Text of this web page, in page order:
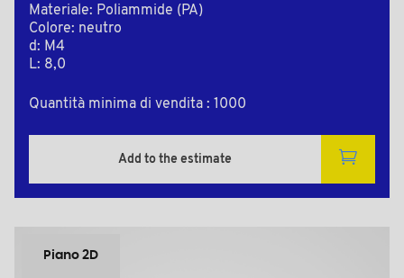
Materiale: Poliammide (PA)
Colore: neutro
d: M4
L: 8,0
Quantità minima di vendita : 1000
Add to the estimate
Piano 2D